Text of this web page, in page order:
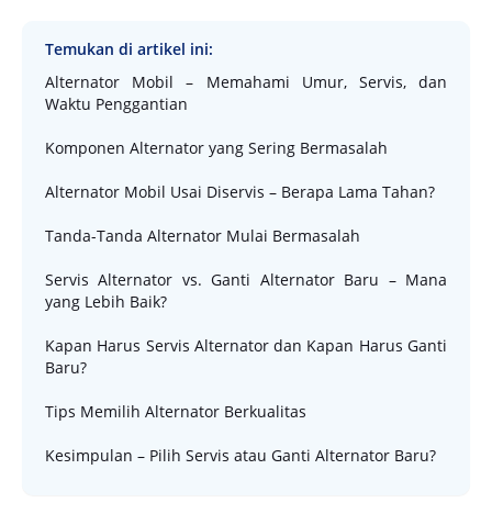
Temukan di artikel ini:
Alternator Mobil – Memahami Umur, Servis, dan
Waktu Penggantian
Komponen Alternator yang Sering Bermasalah
Alternator Mobil Usai Diservis – Berapa Lama Tahan?
Tanda-Tanda Alternator Mulai Bermasalah
Servis Alternator vs. Ganti Alternator Baru – Mana
yang Lebih Baik?
Kapan Harus Servis Alternator dan Kapan Harus Ganti
Baru?
Tips Memilih Alternator Berkualitas
Kesimpulan – Pilih Servis atau Ganti Alternator Baru?